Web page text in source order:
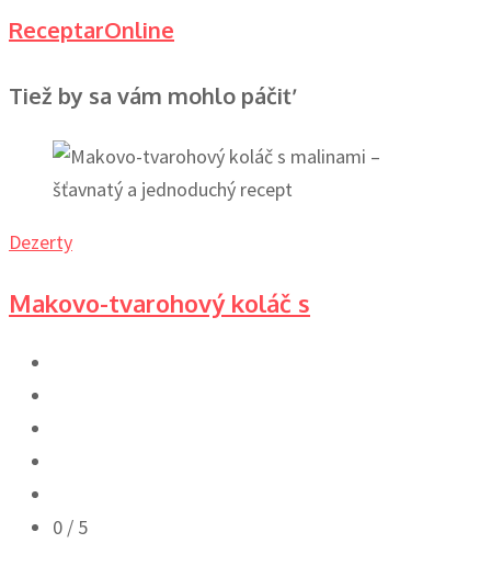
ReceptarOnline
Tiež by sa vám mohlo páčiť
Dezerty
Makovo-tvarohový koláč s
0 / 5